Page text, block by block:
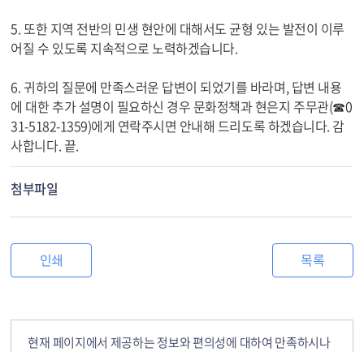
5. 또한 지역 전반의 민생 현안에 대해서도 균형 있는 발전이 이루
어질 수 있도록 지속적으로 노력하겠습니다.
6. 귀하의 질문에 만족스러운 답변이 되었기를 바라며, 답변 내용
에 대한 추가 설명이 필요하신 경우 문화정책과 현은지 주무관(☎0
31-5182-1359)에게 연락주시면 안내해 드리도록 하겠습니다. 감
사합니다. 끝.
첨부파일
인쇄 목록
현재 페이지에서 제공하는 정보와 편의성에 대하여 만족하시나